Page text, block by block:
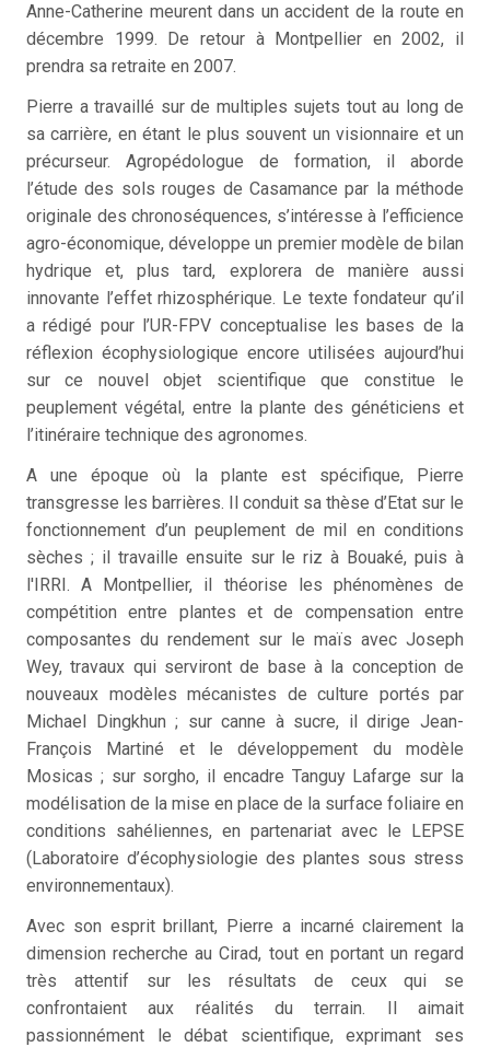
Anne-Catherine meurent dans un accident de la route en
décembre 1999. De retour à Montpellier en 2002, il
prendra sa retraite en 2007.
Pierre a travaillé sur de multiples sujets tout au long de
sa carrière, en étant le plus souvent un visionnaire et un
précurseur. Agropédologue de formation, il aborde
l’étude des sols rouges de Casamance par la méthode
originale des chronoséquences, s’intéresse à l’efficience
agro-économique, développe un premier modèle de bilan
hydrique et, plus tard, explorera de manière aussi
innovante l’effet rhizosphérique. Le texte fondateur qu’il
a rédigé pour l’UR-FPV conceptualise les bases de la
réflexion écophysiologique encore utilisées aujourd’hui
sur ce nouvel objet scientifique que constitue le
peuplement végétal, entre la plante des généticiens et
l’itinéraire technique des agronomes.
A une époque où la plante est spécifique, Pierre
transgresse les barrières. Il conduit sa thèse d’Etat sur le
fonctionnement d’un peuplement de mil en conditions
sèches ; il travaille ensuite sur le riz à Bouaké, puis à
l'IRRI. A Montpellier, il théorise les phénomènes de
compétition entre plantes et de compensation entre
composantes du rendement sur le maïs avec Joseph
Wey, travaux qui serviront de base à la conception de
nouveaux modèles mécanistes de culture portés par
Michael Dingkhun ; sur canne à sucre, il dirige Jean-
François Martiné et le développement du modèle
Mosicas ; sur sorgho, il encadre Tanguy Lafarge sur la
modélisation de la mise en place de la surface foliaire en
conditions sahéliennes, en partenariat avec le LEPSE
(Laboratoire d’écophysiologie des plantes sous stress
environnementaux).
Avec son esprit brillant, Pierre a incarné clairement la
dimension recherche au Cirad, tout en portant un regard
très attentif sur les résultats de ceux qui se
confrontaient aux réalités du terrain. Il aimait
passionnément le débat scientifique, exprimant ses